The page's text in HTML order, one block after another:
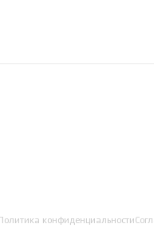
Политика конфиденциальности